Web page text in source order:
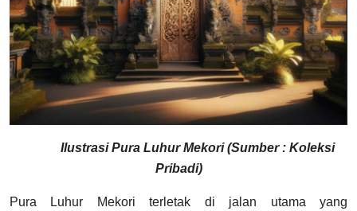
Ilustrasi Pura Luhur Mekori (Sumber : Koleksi
Pribadi)
Pura Luhur Mekori terletak di jalan utama yang